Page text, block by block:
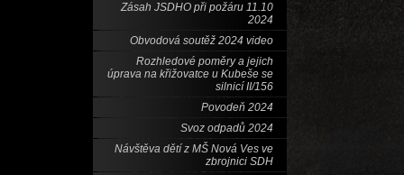
Zásah JSDHO při požáru 11.10
2024
Obvodová soutěž 2024 video
Rozhledové poměry a jejich
úprava na křižovatce u Kubeše se
silnicí II/156
Povodeň 2024
Svoz odpadů 2024
Návštěva dětí z MŠ Nová Ves ve
zbrojnici SDH